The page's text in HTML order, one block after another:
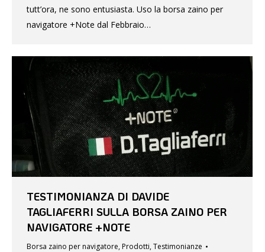
tutt’ora, ne sono entusiasta. Uso la borsa zaino per
navigatore +Note dal Febbraio…
TESTIMONIANZA DI DAVIDE
TAGLIAFERRI SULLA BORSA ZAINO PER
NAVIGATORE +NOTE
Borsa zaino per navigatore, Prodotti,Testimonianze